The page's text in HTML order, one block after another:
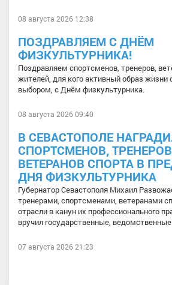
08 августа 2026 12:38
ПОЗДРАВЛЯЕМ С ДНЁМ
ФИЗКУЛЬТУРНИКА!
Поздравляем спортсменов, тренеров,
жителей, для кого активный образ
выбором, с Днём физкультурника.
08 августа 2026 09:40
В СЕВАСТОПОЛЕ
СПОРТСМЕНОВ,
ВЕТЕРАНОВ СПОРТА В
ДНЯ ФИЗКУЛЬТУРНИКА
Губернатор Севастополя Михаил
тренерами, спортсменами, ветеранами
отрасли в канун их профессионального
вручил государственные, ведомственные
07 августа 2026 21:23